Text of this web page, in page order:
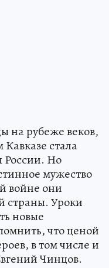
на рубеже веков,
стала
России. Но
мужество
войне они
страны. Уроки
новые
что ценой
в том числе и
Чинцов.